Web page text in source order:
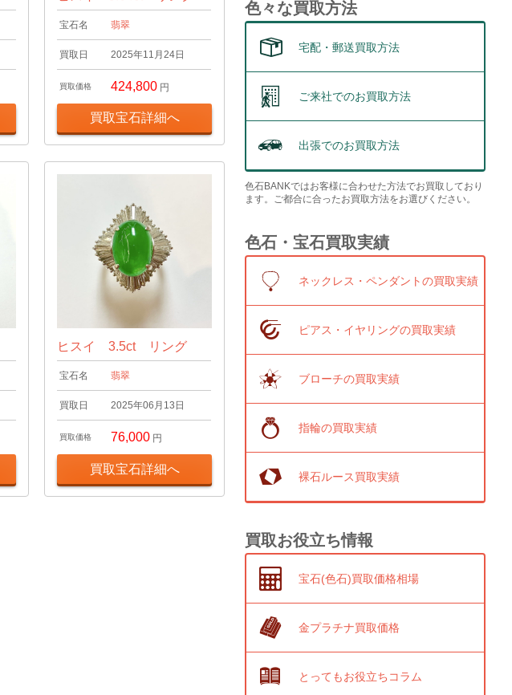
宝石名 翡翠
買取日 2025年11月24日
買取価格 424,800 円
買取宝石詳細へ
ヒスイ 3.5ct リング
宝石名 翡翠
買取日 2025年06月13日
買取価格 76,000 円
買取宝石詳細へ
色々な買取方法
宅配・郵送買取方法
ご来社でのお買取方法
出張でのお買取方法
色石BANKではお客様に合わせた方法でお買取しており
ます。ご都合に合ったお買取方法をお選びください。
色石・宝石買取実績
ネックレス・ペンダントの買取実績
ピアス・イヤリングの買取実績
ブローチの買取実績
指輪の買取実績
裸石ルース買取実績
買取お役立ち情報
宝石(色石)買取価格相場
金プラチナ買取価格
とってもお役立ちコラム